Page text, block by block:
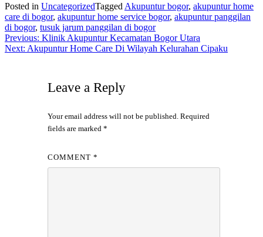
Posted in UncategorizedTagged Akupuntur bogor, akupuntur home
care di bogor, akupuntur home service bogor, akupuntur panggilan
di bogor, tusuk jarum panggilan di bogor
Post
navigation
Previous: Klinik Akupuntur Kecamatan Bogor Utara
Next: Akupuntur Home Care Di Wilayah Kelurahan Cipaku
Leave a Reply
Your email address will not be published. Required
fields are marked*
COMMENT*